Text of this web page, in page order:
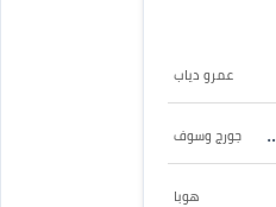
عمرو دياب
جورج وسوف
هوبا